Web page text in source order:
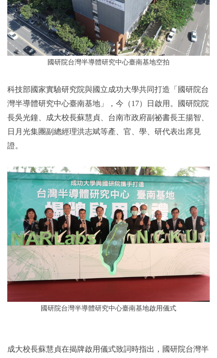
國研院台灣半導體研究中心臺南基地空拍
科技部國家實驗研究院與國立成功大學共同打造「國研院台
灣半導體研究中心臺南基地」，今（17）日啟用。國研院院
長吳光鐘、成大校長蘇慧貞、台南市政府副祕書長王揚智、
日月光集團副總經理洪志斌等產、官、學、研代表出席見
證。
國研院台灣半導體研究中心臺南基地啟用儀式
成大校長蘇慧貞在揭牌啟用儀式致詞時指出，國研院台灣半